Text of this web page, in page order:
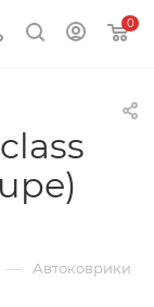
0
— Автоковрики